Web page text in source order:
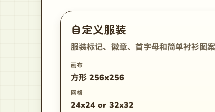
自定义服装
服装标记、徽章、首字母和简单衬衫图案
画布
方形 256x256
网格
24x24 or 32x32